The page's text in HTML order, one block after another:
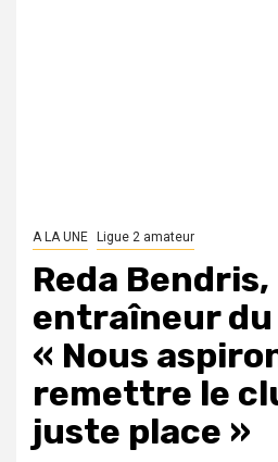
A LA UNE Ligue 2 amateur
Reda Bendris,
entraîneur du
« Nous
remettre le
juste place »